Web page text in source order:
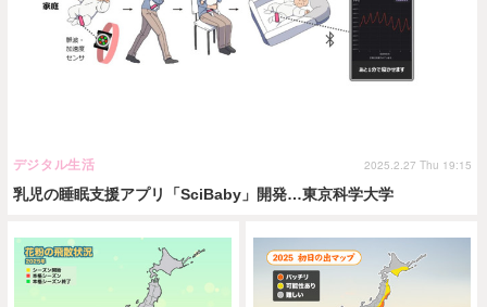
乳児の睡眠支援アプリ「SciBaby」開発…東京科学大学
デジタル生活 2025.2.27 Thu 19:15